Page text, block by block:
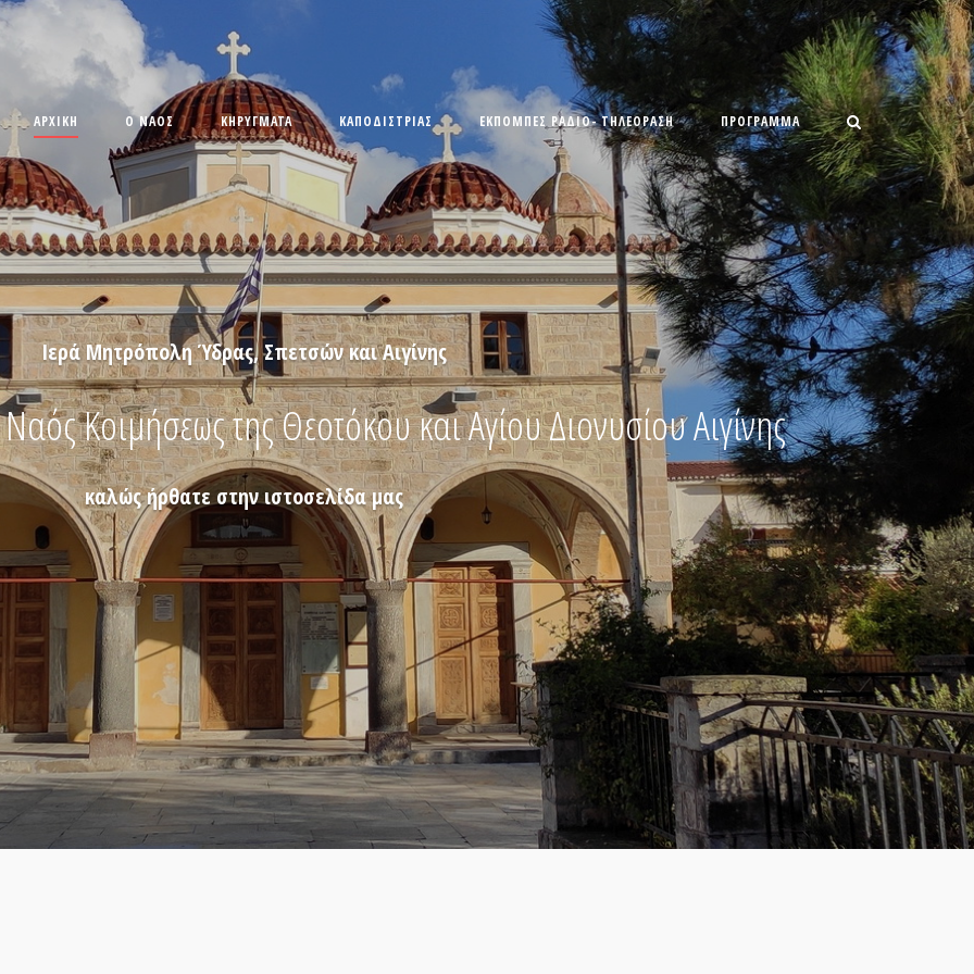
ΑΡΧΙΚΉ O ΝΑΌΣ ΚΗΡΥΓΜΑΤΑ ΚΑΠΟΔΊΣΤΡΙΑΣ ΕΚΠΟΜΠΕΣ ΡΑΔΙΟ- ΤΗΛΕΟΡΑΣΗ ΠΡΌΓΡΑΜΜΑ
Ιερά Μητρόπολη Ύδρας, Σπετσών και Αιγίνης
Κοιμήσεως της Θεοτόκου και Αγίου Διονυσίου Αιγίνης
καλώς ήρθατε στην ιστοσελίδα μας